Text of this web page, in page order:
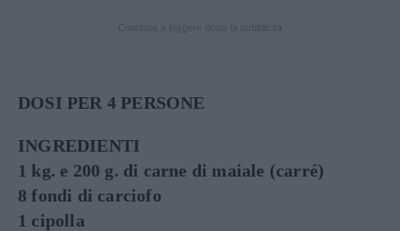
DOSI PER 4 PERSONE
INGREDIENTI
1 kg. e 200 g. di carne di maiale (carré)
8 fondi di carciofo
1 cipolla